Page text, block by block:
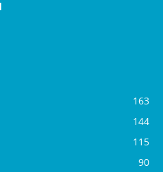
163
144
115
90